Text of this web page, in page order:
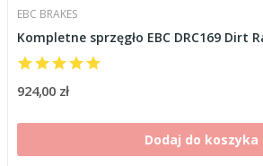
EBC BRAKES
Kompletne sprzęgło EBC DRC169 Dirt
924,00 zł
Dodaj do koszyka